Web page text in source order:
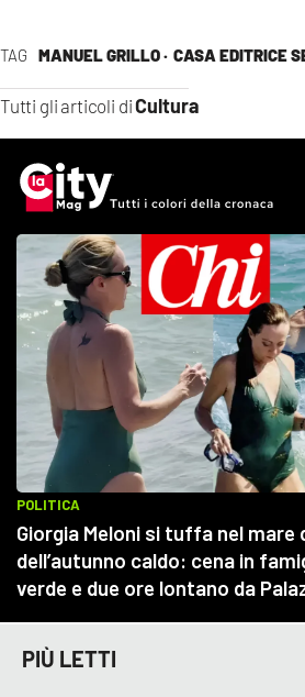
TAG MANUEL GRILLO · CASA EDITRICE
Tutti gli articoli diCultura
PIÙ LETTI